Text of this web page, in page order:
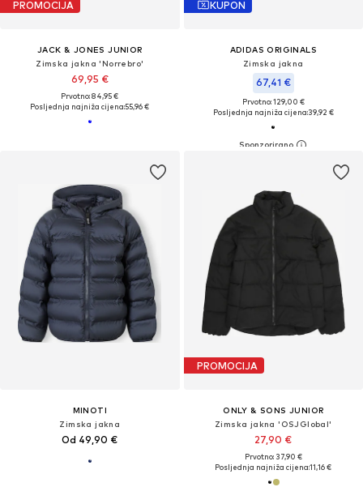
PROMOCIJA
JACK & JONES JUNIOR
Zimska jakna 'Norrebro'
69,95 €
Prvotno: 84,95 €
Posljednja najniža cijena:55,96 €
KUPON
ADIDAS ORIGINALS
Zimska jakna
67,41 €
Prvotno: 129,00 €
Posljednja najniža cijena:39,92 €
MINOTI
Zimska jakna
Od 49,90 €
PROMOCIJA
ONLY & SONS JUNIOR
Zimska jakna 'OSJGlobal'
27,90 €
Prvotno: 37,90 €
Posljednja najniža cijena:11,16 €